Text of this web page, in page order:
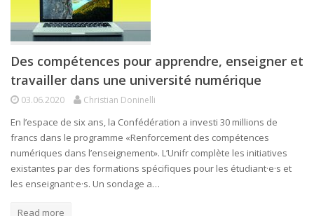
Des compétences pour apprendre, enseigner et
travailler dans une université numérique
03.06.2020 Christian Doninelli
En l’espace de six ans, la Confédération a investi 30 millions de
francs dans le programme «Renforcement des compétences
numériques dans l’enseignement». L’Unifr complète les initiatives
existantes par des formations spécifiques pour les étudiant·e·s et
les enseignant·e·s. Un sondage a…
Read more